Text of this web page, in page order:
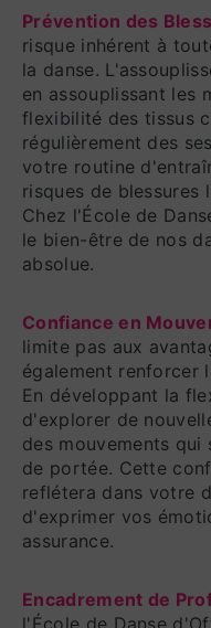
Prévention des
risque inhérent à
la danse.
en assouplissant les
flexibilité des tissus
régulièrement des
votre routine
risques de blessures
Chez l'École de
le bien-être de nos
absolue.
Confiance en
limite pas aux
également renforcer
En développant la
d'explorer de
des mouvements qui
de portée. Cette
reflétera dans votre
d'exprimer vos
assurance.
Encadrement de